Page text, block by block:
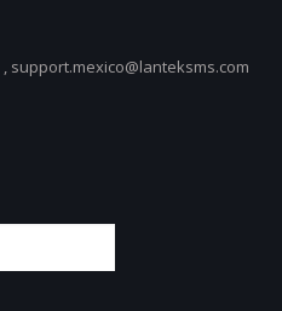
, support.mexico@lanteksms.com